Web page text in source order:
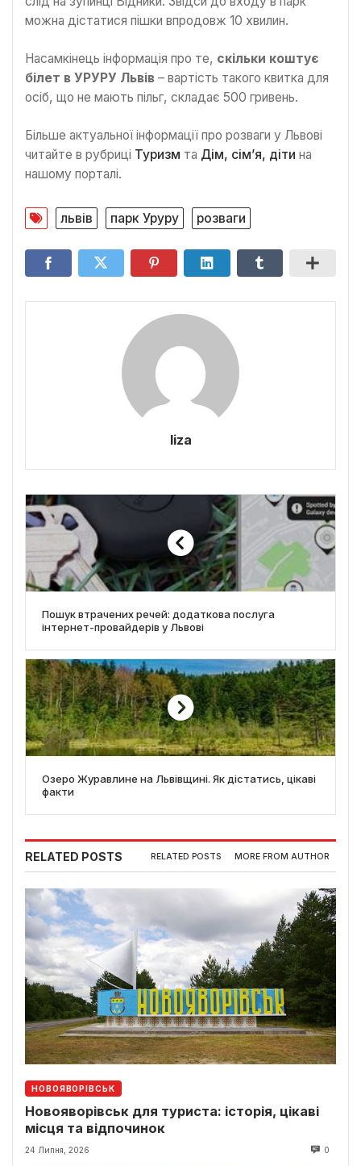
можна дістатися пішки впродовж 10 хвилин.
Насамкінець інформація про те, скільки коштує
білет в УРУРУ Львів – вартість такого квитка для
осіб, що не мають пільг, складає 500 гривень.
Більше актуальної інформації про розваги у Львові
читайте в рубриці Туризм та Дім, сім’я, діти на
нашому порталі.
львів парк Уруру розваги
liza
Пошук втрачених речей: додаткова послуга
інтернет-провайдерів у Львові
Озеро Журавлине на Львівщині. Як дістатись, цікаві
факти
RELATED POSTS RELATED POSTS MORE FROM AUTHOR
НОВОЯВОРІВСЬК
Новояворівськ для туриста: історія, цікаві
місця та відпочинок
24 Липня, 2026 0